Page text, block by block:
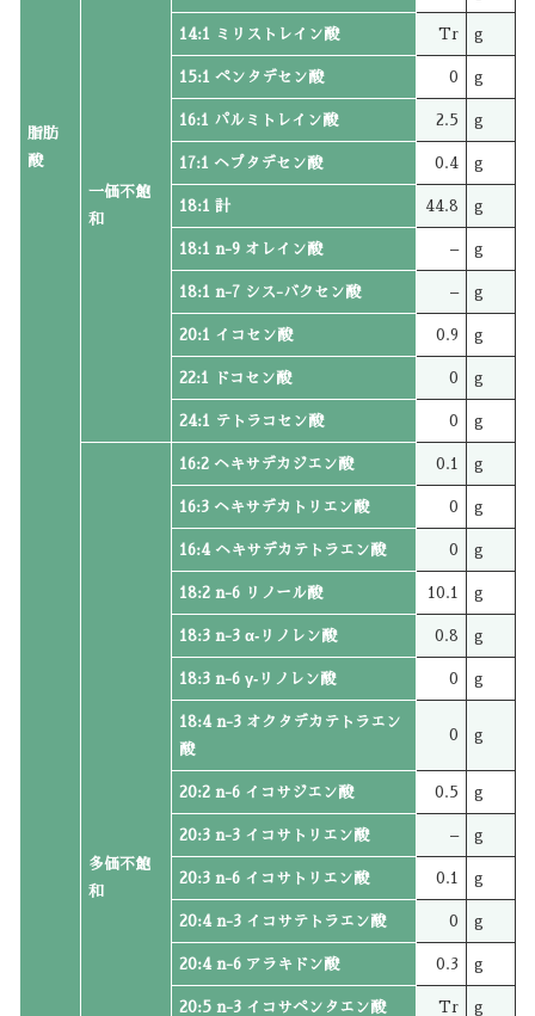
脂肪
酸
一価不飽
和
14:1 ミリストレイン酸 Tr g
15:1 ペンタデセン酸 0 g
16:1 パルミトレイン酸 2.5 g
17:1 ヘプタデセン酸 0.4 g
18:1 計 44.8 g
18:1 n-9 オレイン酸 – g
18:1 n-7 シス-バクセン酸 – g
20:1 イコセン酸 0.9 g
22:1 ドコセン酸 0 g
24:1 テトラコセン酸 0 g
多価不飽
和
16:2 ヘキサデカジエン酸 0.1 g
16:3 ヘキサデカトリエン酸 0 g
16:4 ヘキサデカテトラエン酸 0 g
18:2 n-6 リノール酸 10.1 g
18:3 n-3 α‐リノレン酸 0.8 g
18:3 n-6 γ‐リノレン酸 0 g
18:4 n-3 オクタデカテトラエン
酸
0 g
20:2 n-6 イコサジエン酸 0.5 g
20:3 n-3 イコサトリエン酸 – g
20:3 n-6 イコサトリエン酸 0.1 g
20:4 n-3 イコサテトラエン酸 0 g
20:4 n-6 アラキドン酸 0.3 g
20:5 n-3 イコサペンタエン酸 Tr g